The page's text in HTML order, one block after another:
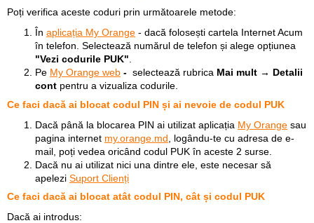
Poți verifica aceste coduri prin următoarele metode:
În aplicația My Orange - dacă folosești cartela Internet Acum
în telefon. Selectează numărul de telefon și alege opțiunea
"Vezi codurile PUK"
Pe My Orange web - selectează rubrica Mai mult → Detalii
cont pentru a vizualiza codurile.
Ce faci dacă ai blocat codul PIN și ai nevoie de codul PUK
Dacă până la blocarea PIN ai utilizat aplicația My Orange sau
pagina internet my.orange.md , logându-te cu adresa de e-
mail, poți vedea oricând codul PUK în aceste 2 surse.
Dacă nu ai utilizat nici una dintre ele, este necesar să
apelezi Suport Clienți
Ce faci dacă ai blocat atât codul PIN, cât și codul PUK
Dacă ai introdus: